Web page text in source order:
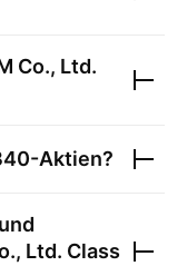
Co., Ltd.
-Aktien?
Ltd. Class